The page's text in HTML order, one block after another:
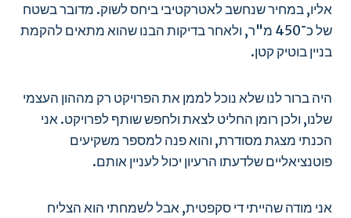
אליו, במחיר שנחשב לאטרקטיבי ביחס לשוק. מדובר בשטח
של כ־450 מ"ר, ולאחר בדיקות הבנו שהוא מתאים להקמת
בניין בוטיק קטן.
היה ברור לנו שלא נוכל לממן את הפרויקט רק מההון העצמי
שלנו, ולכן רומן החליט לצאת ולחפש שותף לפרויקט. אני
הכנתי מצגת מסודרת, והוא פנה למספר משקיעים
פוטנציאליים שלדעתו הרעיון יכול לעניין אותם.
אני מודה שהייתי די סקפטית, אבל לשמחתי הוא הצליח